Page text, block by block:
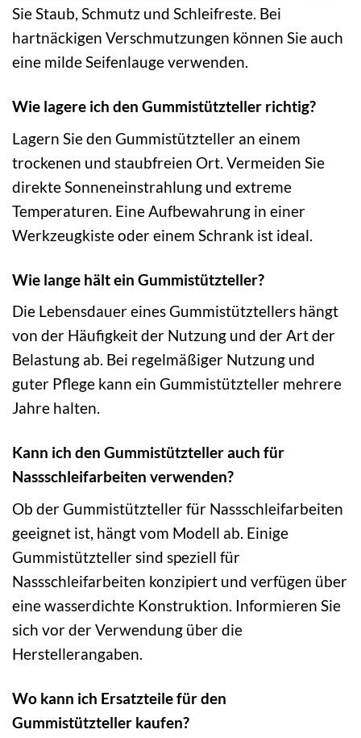
Sie Staub, Schmutz und Schleifreste. Bei
hartnäckigen Verschmutzungen können Sie auch
eine milde Seifenlauge verwenden.
Wie lagere ich den Gummistützteller richtig?
Lagern Sie den Gummistützteller an einem
trockenen und staubfreien Ort. Vermeiden Sie
direkte Sonneneinstrahlung und extreme
Temperaturen. Eine Aufbewahrung in einer
Werkzeugkiste oder einem Schrank ist ideal.
Wie lange hält ein Gummistützteller?
Die Lebensdauer eines Gummistütztellers hängt
von der Häufigkeit der Nutzung und der Art der
Belastung ab. Bei regelmäßiger Nutzung und
guter Pflege kann ein Gummistützteller mehrere
Jahre halten.
Kann ich den Gummistützteller auch für
Nassschleifarbeiten verwenden?
Ob der Gummistützteller für Nassschleifarbeiten
geeignet ist, hängt vom Modell ab. Einige
Gummistützteller sind speziell für
Nassschleifarbeiten konzipiert und verfügen über
eine wasserdichte Konstruktion. Informieren Sie
sich vor der Verwendung über die
Herstellerangaben.
Wo kann ich Ersatzteile für den
Gummistützteller kaufen?